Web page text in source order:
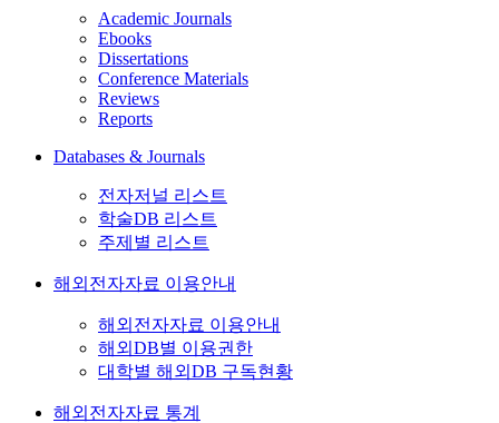
Academic Journals
Ebooks
Dissertations
Conference Materials
Reviews
Reports
Databases & Journals
전자저널 리스트
학술DB 리스트
주제별 리스트
해외전자자료 이용안내
해외전자자료 이용안내
해외DB별 이용권한
대학별 해외DB 구독현황
해외전자자료 통계